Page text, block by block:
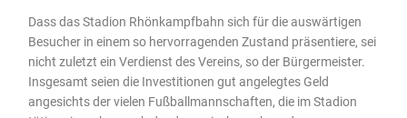
Dass das Stadion Rhönkampfbahn sich für die auswärtigen
Besucher in einem so hervorragenden Zustand präsentiere, sei
nicht zuletzt ein Verdienst des Vereins, so der Bürgermeister.
Insgesamt seien die Investitionen gut angelegtes Geld
angesichts der vielen Fußballmannschaften, die im Stadion